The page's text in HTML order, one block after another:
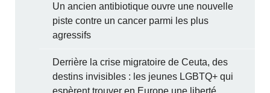
Un ancien antibiotique ouvre une nouvelle
piste contre un cancer parmi les plus
agressifs
Derrière la crise migratoire de Ceuta, des
destins invisibles : les jeunes LGBTQ+ qui
espèrent trouver en Europe une liberté